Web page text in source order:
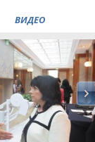
ВИДЕО